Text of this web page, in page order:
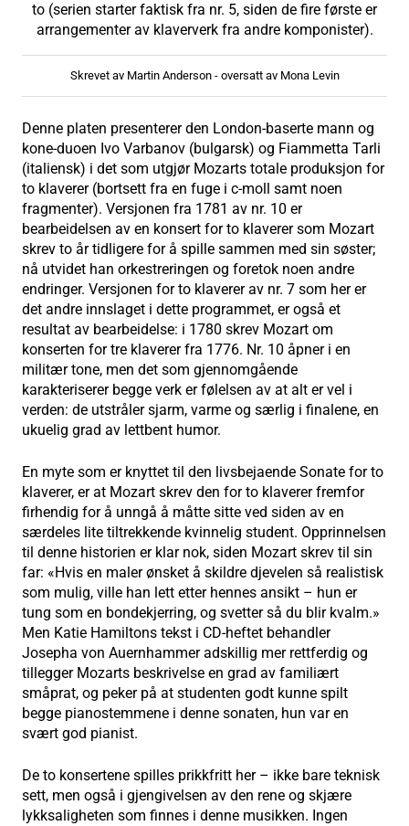
to (serien starter faktisk fra nr. 5, siden de fire første er
arrangementer av klaververk fra andre komponister).
Skrevet av Martin Anderson - oversatt av Mona Levin
Denne platen presenterer den London-baserte mann og
kone-duoen Ivo Varbanov (bulgarsk) og Fiammetta Tarli
(italiensk) i det som utgjør Mozarts totale produksjon for
to klaverer (bortsett fra en fuge i c-moll samt noen
fragmenter). Versjonen fra 1781 av nr. 10 er
bearbeidelsen av en konsert for to klaverer som Mozart
skrev to år tidligere for å spille sammen med sin søster;
nå utvidet han orkestreringen og foretok noen andre
endringer. Versjonen for to klaverer av nr. 7 som her er
det andre innslaget i dette programmet, er også et
resultat av bearbeidelse: i 1780 skrev Mozart om
konserten for tre klaverer fra 1776. Nr. 10 åpner i en
militær tone, men det som gjennomgående
karakteriserer begge verk er følelsen av at alt er vel i
verden: de utstråler sjarm, varme og særlig i finalene, en
ukuelig grad av lettbent humor.
En myte som er knyttet til den livsbejaende Sonate for to
klaverer, er at Mozart skrev den for to klaverer fremfor
firhendig for å unngå å måtte sitte ved siden av en
særdeles lite tiltrekkende kvinnelig student. Opprinnelsen
til denne historien er klar nok, siden Mozart skrev til sin
far: «Hvis en maler ønsket å skildre djevelen så realistisk
som mulig, ville han lett etter hennes ansikt – hun er
tung som en bondekjerring, og svetter så du blir kvalm.»
Men Katie Hamiltons tekst i CD-heftet behandler
Josepha von Auernhammer adskillig mer rettferdig og
tillegger Mozarts beskrivelse en grad av familiært
småprat, og peker på at studenten godt kunne spilt
begge pianostemmene i denne sonaten, hun var en
svært god pianist.
De to konsertene spilles prikkfritt her – ikke bare teknisk
sett, men også i gjengivelsen av den rene og skjære
lykksaligheten som finnes i denne musikken. Ingen